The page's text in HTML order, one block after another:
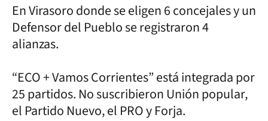
En Virasoro donde se eligen 6 concejales y un
Defensor del Pueblo se registraron 4
alianzas.
“ECO + Vamos Corrientes” está integrada por
25 partidos. No suscribieron Unión popular,
el Partido Nuevo, el PRO y Forja.